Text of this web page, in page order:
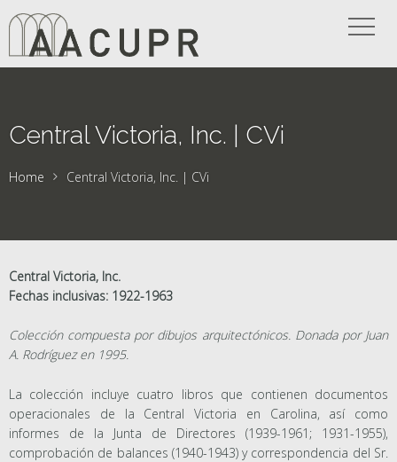
Central Victoria, Inc. | CVi
Home Central Victoria, Inc. | CVi
Central Victoria, Inc.
Fechas inclusivas: 1922-1963
Colección compuesta por dibujos arquitectónicos. Donada por Juan
A. Rodríguez en 1995.
La colección incluye cuatro libros que contienen documentos
operacionales de la Central Victoria en Carolina, así como
informes de la Junta de Directores (1939-1961; 1931-1955),
comprobación de balances (1940-1943) y correspondencia del Sr.